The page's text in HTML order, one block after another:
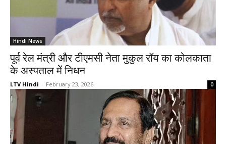
Hindi News
पूर्व रेल मंत्री और टीएमसी नेता मुकुल रॉय का कोलकाता
के अस्पताल में निधन
LTV Hindi - February 23, 2026 0